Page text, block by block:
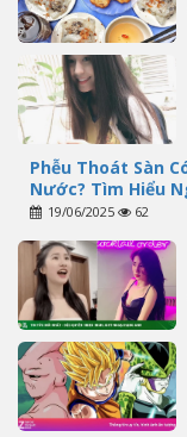
Phễu Thoát Sàn
Nước? Tìm Hiểu
19/06/2025 62